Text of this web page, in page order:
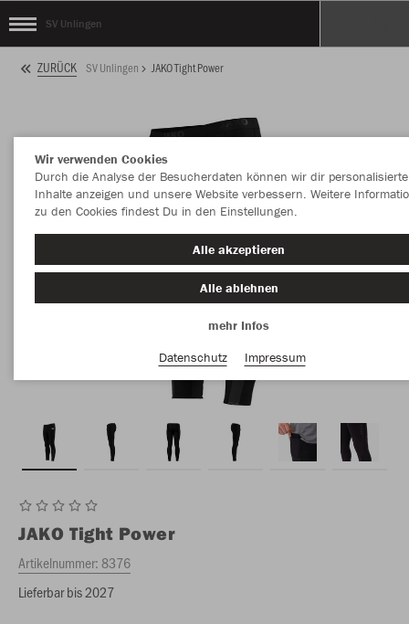
SV Unlingen
ZURÜCK SV Unlingen JAKO Tight Power
JAKO Tight Power
Artikelnummer:8376
Lieferbar bis 2027
Wir verwenden Cookies
Durch die Analyse der Besucherdaten können wir dir personalisierte
Inhalte anzeigen und unsere Website verbessern. Weitere
zu den Cookies findest Du in den Einstellungen.
Alle akzeptieren
Alle ablehnen
mehr Infos
Datenschutz
Impressum